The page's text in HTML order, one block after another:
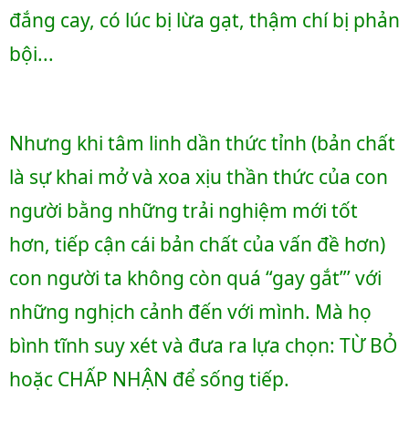
đắng cay, có lúc bị lừa gạt, thậm chí bị phản
bội...
Nhưng khi tâm linh dần thức tỉnh (bản chất
là sự khai mở và xoa xịu thần thức của con
người bằng những trải nghiệm mới tốt
hơn, tiếp cận cái bản chất của vấn đề hơn)
con người ta không còn quá “gay gắt”’ với
những nghịch cảnh đến với mình. Mà họ
bình tĩnh suy xét và đưa ra lựa chọn: TỪ BỎ
hoặc CHẤP NHẬN để sống tiếp.